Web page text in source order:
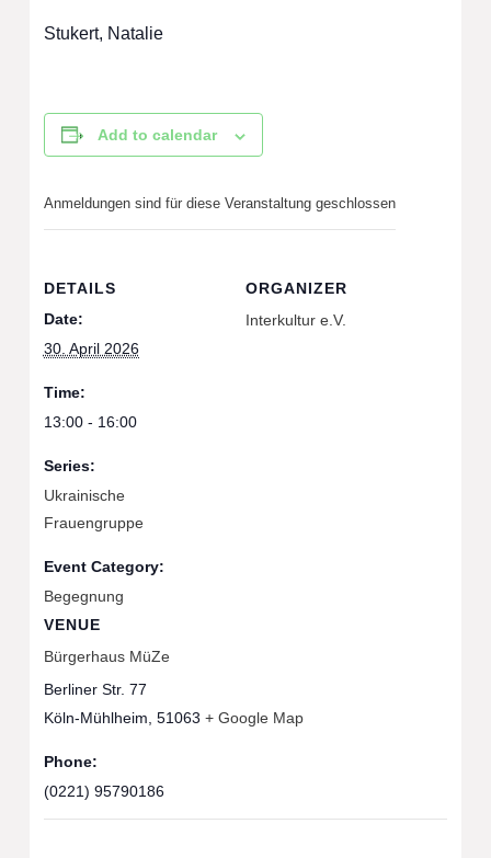
Stukert, Natalie
Add to calendar
DETAILS
Date:
30. April 2026
Time:
13:00 - 16:00
Series:
Ukrainische
Frauengruppe
Event Category:
Begegnung
VENUE
Bürgerhaus MüZe
Berliner Str. 77
Köln-Mühlheim, 51063 + Google Map
Phone:
(0221) 95790186
ORGANIZER
Interkultur e.V.
Anmeldungen sind für diese Veranstaltung geschlossen